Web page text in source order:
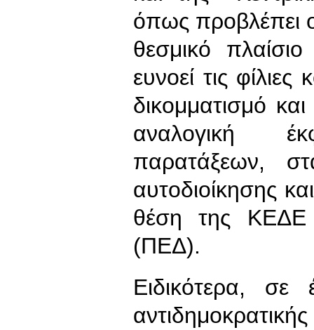
όπως προβλέπει
θεσμικό
ευνοεί τις φίλιες
δικομματισμό
αναλογική
παρατάξεων,
αυτοδιοίκησης
θέση της
(ΠΕΔ).
Ειδικότερα, σε